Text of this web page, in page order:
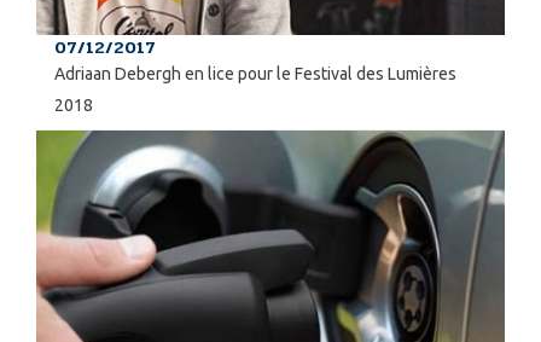
07/12/2017
Adriaan Debergh en lice pour le Festival des Lumières
2018